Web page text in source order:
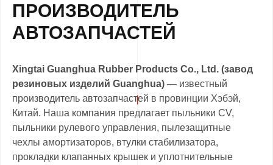
ПРОИЗВОДИТЕЛЬ
АВТОЗАПЧАСТЕЙ
Xingtai Guanghua Rubber Products Co., Ltd. (завод
резиновых изделий Guanghua) — известный
производитель автозапчастей в провинции Хэбэй,
Китай. Наша компания предлагает пыльники CV,
пыльники рулевого управления, пылезащитные
чехлы амортизаторов, втулки стабилизатора,
прокладки клапанных крышек и уплотнительные